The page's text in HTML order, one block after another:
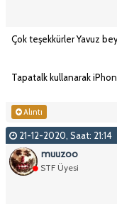
Çok teşekkürler Yavuz
Tapatalk kullanarak
Alıntı
21-12-2020, Saat: 21:14
muuzoo
STF Üyesi